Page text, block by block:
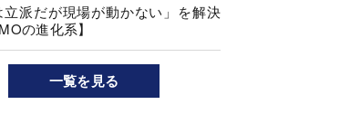
立派だが現場が動かない」を解決
の進化系】
一覧を見る